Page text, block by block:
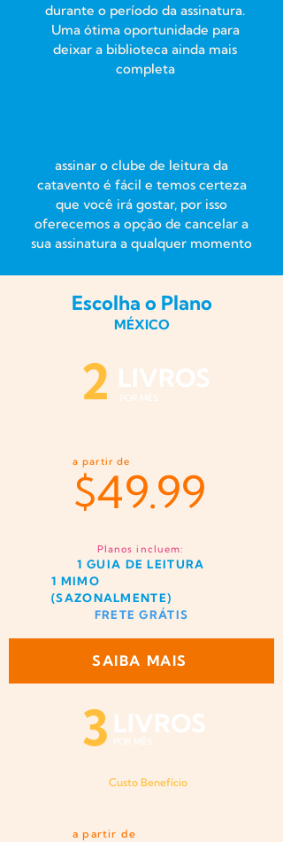
durante o período da assinatura.
Uma ótima oportunidade para
deixar a biblioteca ainda mais
completa
assinar o clube de leitura da
catavento é fácil e temos certeza
que você irá gostar, por isso
oferecemos a opção de cancelar a
sua assinatura a qualquer momento
Escolha o Plano
MÉXICO
2 LIVROS
POR MÊS
a partir de
$49.99
Planos incluem:
1 GUIA DE LEITURA
1 MIMO
(SAZONALMENTE)
FRETE GRÁTIS
SAIBA MAIS
3 LIVROS
POR MÊS
Custo Benefício
a partir de